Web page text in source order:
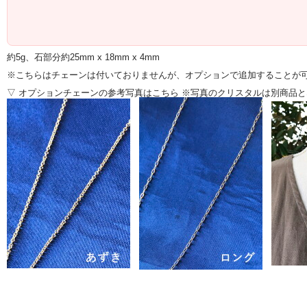
約5g、石部分約25mm x 18mm x 4mm
※こちらはチェーンは付いておりませんが、オプションで追加することが
▽ オプションチェーンの参考写真はこちら ※写真のクリスタルは別商品